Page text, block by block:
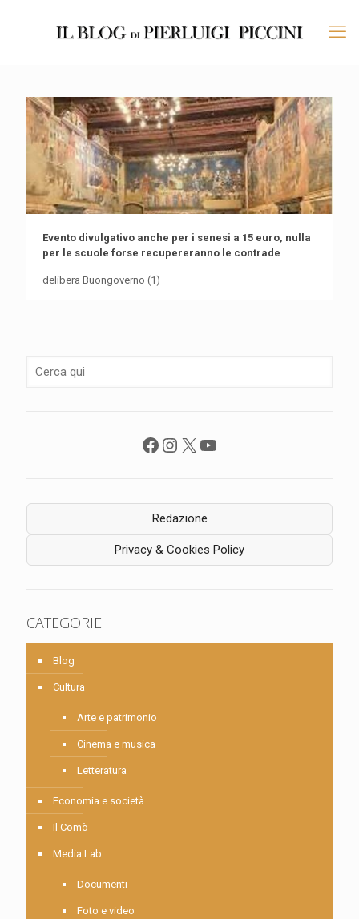
Evento divulgativo anche per i senesi a 15 euro, nulla
per le scuole forse recupereranno le contrade
delibera Buongoverno (1)
Facebook
Instagram
X YouTube
Redazione
Privacy & Cookies Policy
CATEGORIE
Blog
Cultura
Arte e patrimonio
Cinema e musica
Letteratura
Economia e società
Il Comò
Media Lab
Documenti
Foto e video